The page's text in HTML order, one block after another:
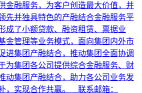
金融服务，为客户创造最大价值，并
先并独具特色的产融结合金融服务平
成了小额贷款、融资租赁、票据业
金管理等业务模式，面向集团内外市
进集团产融结合，推动集团全面协调
为集团各公司提供综合金融服务、财
动集团产融结合，助力各公司业务发
，实现合作共赢。 联系邮箱：